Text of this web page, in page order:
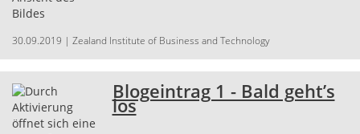
30.09.2019 | Zealand Institute of Business and Technology
Blogeintrag 1 - Bald geht’s
los